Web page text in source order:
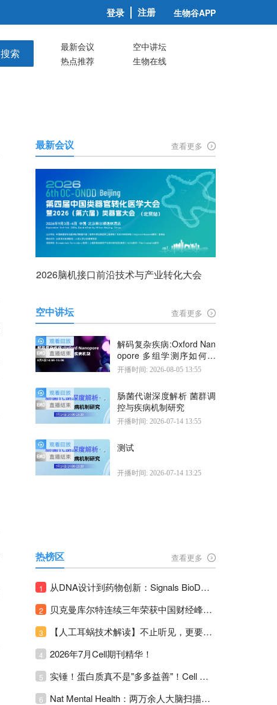
登录 注册 生物谷APP
搜索 最新会议
空中讲坛
热点推荐
生物在线
最新会议 查看更多
2026脑机接口前沿技术与产业转化大会
空中讲坛 查看更多
解码复杂疾病:Oxford Nan
opore 多组学测序如何揭
示疾病机制
开播时间: 2026-08-05 13:55
肠菌代谢深度解析 菌群调
控与疾病机制研究
开播时间: 2026-07-14 13:55
测试
开播时间: 2026-07-14 13:25
热榜区 查看更多
1 从DNA设计到药物创新：Signals BioDesign如何重塑分子生物学研发生态！
2 贝克曼库尔特连续三年荣获中国财经峰会三项大奖！
3 【人工耳蜗技术解读】不止听见，更要听见未来 ---- 智能耳蜗，开启人工耳蜗技术新纪元！
4 2026年7月Cell期刊精华！
5 实锤！蛋白质真不是"多多益善"！Cell Press Blue：适度限蛋白，反而拉长健康寿命！
6 Nat Mental Health：两万余人大脑扫描刷新抑郁脑科学认知！抑郁不只是情绪病，视觉、运动脑区同步受损！